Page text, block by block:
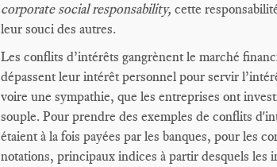
corporate social responsability, cette
leur souci des autres.
Les conflits d’intérêts gangrènent le marché
dépassent leur intérêt personnel pour servir
voire une sympathie, que les entreprises ont
souple. Pour prendre des exemples de conflits
étaient à la fois payées par les banques, pour les
notations, principaux indices à partir desquels les